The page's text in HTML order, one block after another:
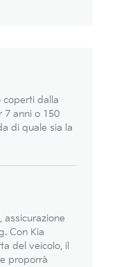
coperti dalla
7 anni o 150
di quale sia la
assicurazione
Con Kia
del veicolo, il
proporrà